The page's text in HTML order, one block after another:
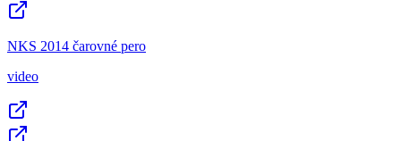
NKS 2014 čarovné pero
video